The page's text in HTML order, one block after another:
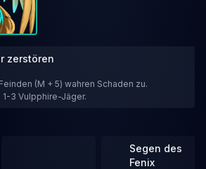
zerstören
(M + 5) wahren Schaden zu.
3 Vulpphire-Jäger.
Segen des
Fenix